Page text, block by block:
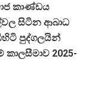
කාණ්ඩය
සිටින ආබාධ
පුද්ගලයින්
2025-